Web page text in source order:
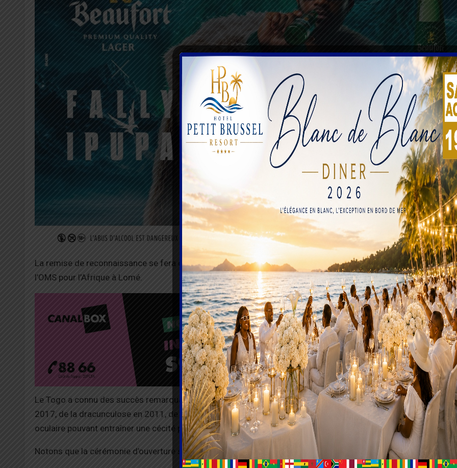
La remise de reconnaissance se fera ce lundi 22 aout lors de l’ouverture de la 72e session du comité régional
l’OMS pour l’Afrique à Lomé.
Le Togo a connu des succès remarquables ces dernières années avec l’élimination de la filariose lymphatique
2017, de la dracunculose en 2011, de la trypanosomiase humaine africaine en 2020. Aussi, le trachome,
oculaire pouvant entraîner une cécité permanente, n’est officiellement plus un problème de santé publique au
Notons que la cérémonie d’ouverture sera présidée par le chef de l’État Faure Gnassingbé.